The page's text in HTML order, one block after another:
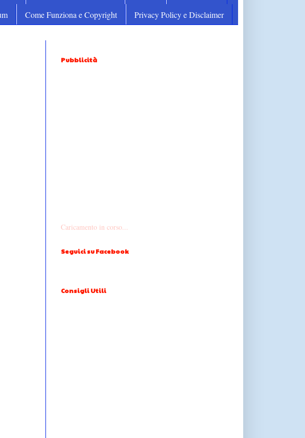
Come Funziona e Copyright Privacy Policy e Disclaimer
Pubblicità
Caricamento in corso...
Seguici su Facebook
Consigli Utili